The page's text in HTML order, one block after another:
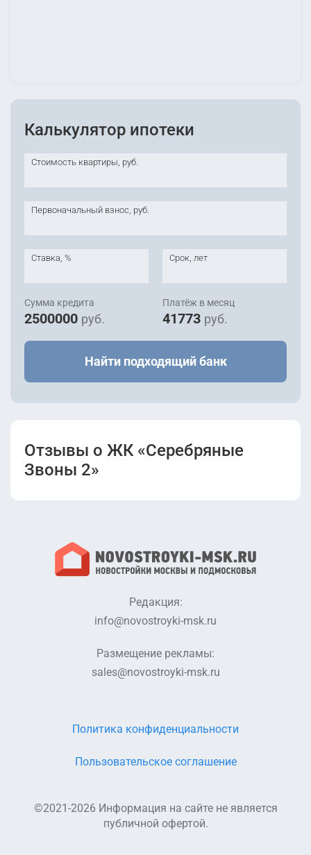
Калькулятор ипотеки
Стоимость квартиры, руб.
Первоначальный взнос, руб.
Ставка, % Срок, лет
Сумма кредита
2500000 руб.
Платёж в месяц
41773 руб.
Найти подходящий банк
Отзывы о ЖК «Серебряные
Звоны 2»
Редакция:
info@novostroyki-msk.ru
Размещение рекламы:
sales@novostroyki-msk.ru
©2021-2026 Информация на сайте не является
публичной офертой.
Пользовательское соглашение
Политика конфиденциальности